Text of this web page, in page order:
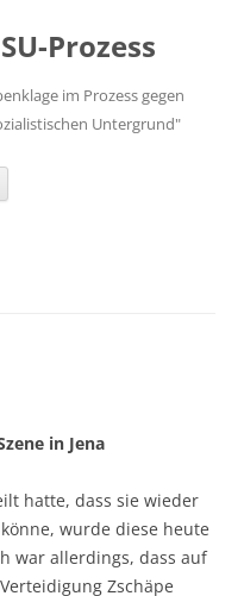
Prozess
im Prozess gegen
Untergrund"
in Jena
hatte, dass sie wieder
wurde diese heute
war allerdings, dass auf
Zschäpe